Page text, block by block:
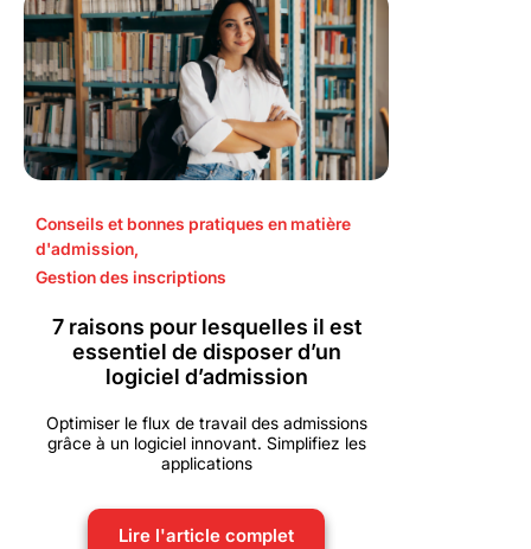
Conseils et bonnes pratiques en matière
d'admission,
Gestion des inscriptions
7 raisons pour lesquelles il est
essentiel de disposer d’un
logiciel d’admission
Optimiser le flux de travail des admissions
grâce à un logiciel innovant. Simplifiez les
applications
Lire l'article complet